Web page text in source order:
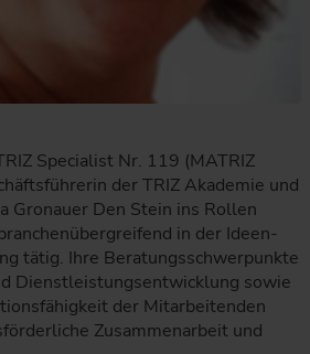
Specialist Nr. 119 (MATRIZ
der TRIZ Akademie und
Gronauer Den Stein ins Rollen
in der Ideen-
tätig. Ihre Beratungsschwerpunkte
Dienstleistungsentwicklung sowie
der Mitarbeitenden
Zusammenarbeit und